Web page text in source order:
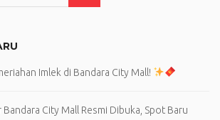
Imlek di Bandara City Mall!
City Mall Resmi Dibuka, Spot Baru